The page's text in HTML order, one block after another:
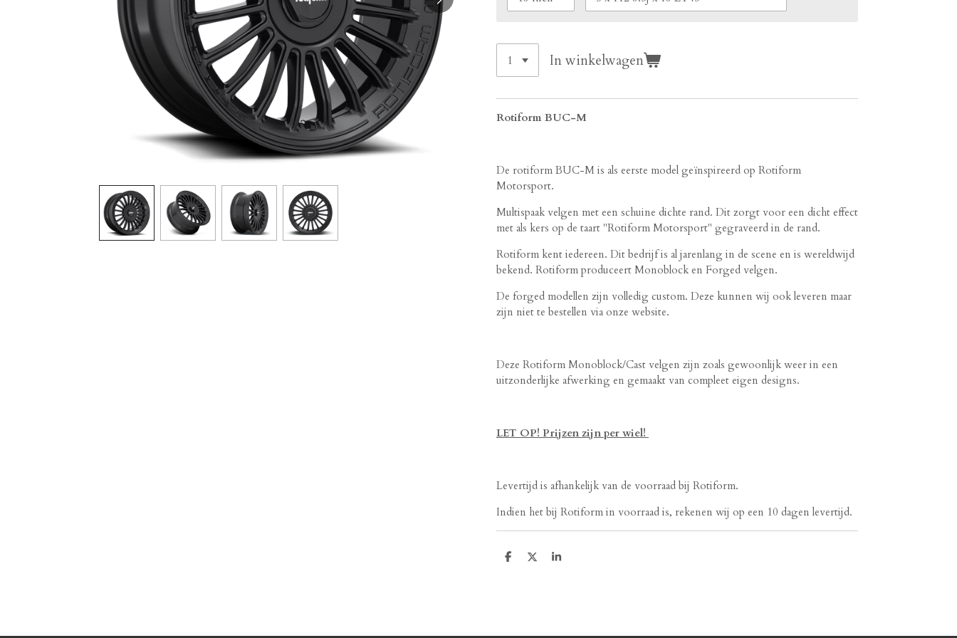
In winkelwagen
Rotiform BUC-M
De rotiform BUC-M is als eerste model geïnspireerd op Rotiform
Motorsport.
Multispaak velgen met een schuine dichte rand. Dit zorgt voor een dicht effect
met als kers op de taart "Rotiform Motorsport" gegraveerd in de rand.
Rotiform kent iedereen. Dit bedrijf is al jarenlang in de scene en is wereldwijd
bekend. Rotiform produceert Monoblock en Forged velgen.
De forged modellen zijn volledig custom. Deze kunnen wij ook leveren maar
zijn niet te bestellen via onze website.
Deze Rotiform Monoblock/Cast velgen zijn zoals gewoonlijk weer in een
uitzonderlijke afwerking en gemaakt van compleet eigen designs.
LET OP! Prijzen zijn per wiel!
Levertijd is afhankelijk van de voorraad bij Rotiform.
Indien het bij Rotiform in voorraad is, rekenen wij op een 10 dagen levertijd.
D
D
S